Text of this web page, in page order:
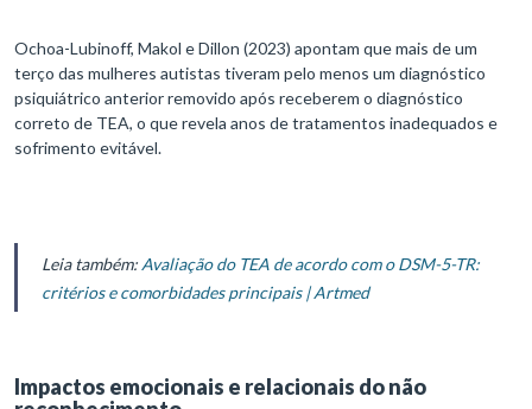
Ochoa-Lubinoff, Makol e Dillon (2023) apontam que mais de um
terço das mulheres autistas tiveram pelo menos um diagnóstico
psiquiátrico anterior removido após receberem o diagnóstico
correto de TEA, o que revela anos de tratamentos inadequados e
sofrimento evitável.
Leia também: Avaliação do TEA de acordo com o DSM-5-TR:
critérios e comorbidades principais | Artmed
Impactos emocionais e relacionais do não